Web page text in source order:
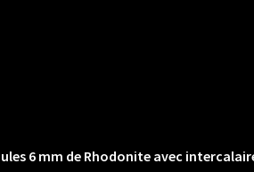
6 mm de Rhodonite avec